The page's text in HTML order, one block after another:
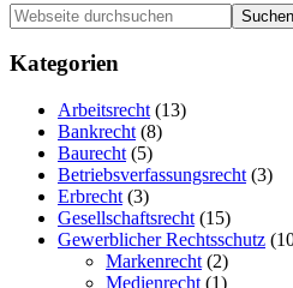
Haupt-
Sidebar
Webseite
durchsuchen
Kategorien
Arbeitsrecht (13)
Bankrecht (8)
Baurecht (5)
Betriebsverfassungsrecht (3)
Erbrecht (3)
Gesellschaftsrecht (15)
Gewerblicher Rechtsschutz
Markenrecht (2)
Medienrecht (1)